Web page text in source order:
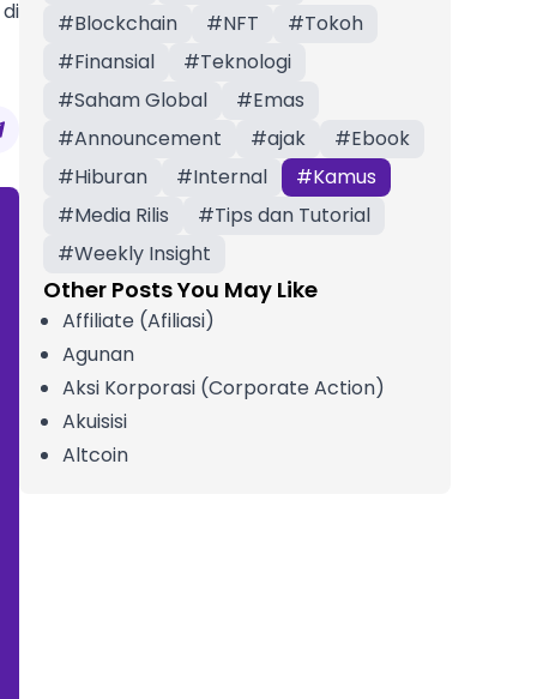
#Blockchain #NFT #Tokoh
#Finansial #Teknologi
#Saham Global #Emas
#Announcement #ajak #Ebook
#Hiburan #Internal #Kamus
#Media Rilis #Tips dan Tutorial
#Weekly Insight
Other Posts You May Like
Affiliate (Afiliasi)
Agunan
Aksi Korporasi (Corporate Action)
Akuisisi
Altcoin